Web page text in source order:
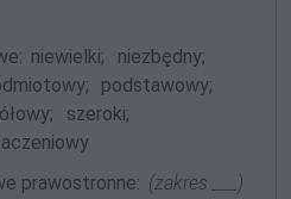
niewielki;
niezbędny;
podstawowy;
szeroki;
prawostronne: (zakres ___)